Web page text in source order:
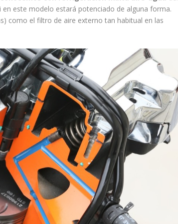
este modelo estará potenciado de alguna forma.
como el filtro de aire externo tan habitual en las